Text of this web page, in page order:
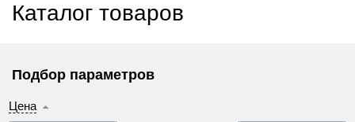
Каталог товаров
Подбор параметров
Цена